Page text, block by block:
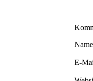
Name
E-